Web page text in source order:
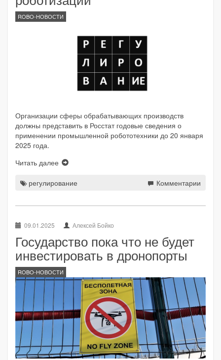
ROBO-НОВОСТИ
Организации сферы обрабатывающих производств
должны представить в Росстат годовые сведения о
применении промышленной робототехники до 20 января
2025 года.
Читать далее
регулирование Комментарии
09.01.2025 Алексей Бойко
Государство пока что не будет
инвестировать в дронопорты
ROBO-НОВОСТИ